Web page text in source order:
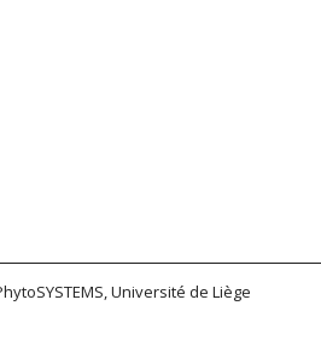
Université de Liège